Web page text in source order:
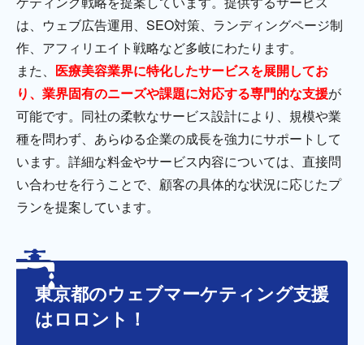
は、ウェブ広告運用、SEO対策、ランディングページ制
作、アフィリエイト戦略など多岐にわたります。
また、 医療美容業界に特化したサービスを展開してお
り、業界固有のニーズや課題に対応する専門的な支援が
可能です。同社の柔軟なサービス設計により、規模や業
種を問わず、あらゆる企業の成長を強力にサポートして
います。詳細な料金やサービス内容については、直接問
い合わせを行うことで、顧客の具体的な状況に応じたプ
ランを提案しています。
東京都のウェブマーケティング支援
はロロント！